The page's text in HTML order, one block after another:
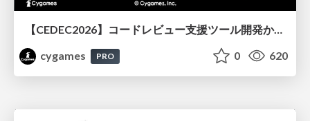
【CEDEC2026】コードレビュー支援ツール開発から学ぶ：LLMを用いた業務システムの実践的な運用設計と誤出力対策
cygames
PRO 0 620